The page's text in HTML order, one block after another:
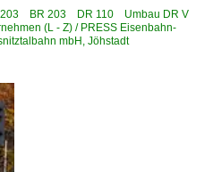
203 BR 203 DR 110 Umbau DR V
(L - Z) / PRESS Eisenbahn-
mbH, Jöhstadt